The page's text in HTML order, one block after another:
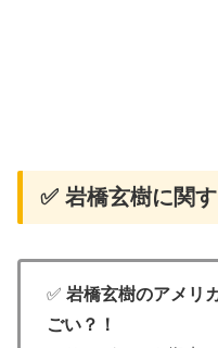
✅ 岩橋玄樹に関
✅ 岩橋玄樹のアメリ
ごい？！